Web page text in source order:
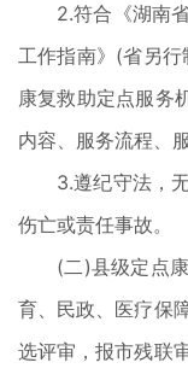
2.符合《湖南
工作指南》(省另
康复救助定点服务
内容、服务流程、
3.遵纪守法，
伤亡或责任事故。
(二)县级定点
育、民政、医疗保
选评审，报市残联